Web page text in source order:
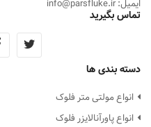
ایمیل: info@parsfluke.ir
تماس بگیرید
دسته بندی ها
انواع مولتی متر فلوک
انواع پاورآنالایزر فلوک